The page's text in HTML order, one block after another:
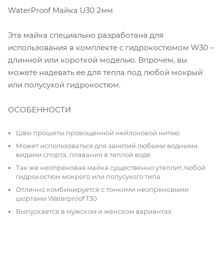
WaterProof Майка U30 2мм
Эта майка специально разработана для
использования в комплекте с гидрокостюмом W30 –
длинной или короткой моделью. Впрочем, вы
можете надевать ее для тепла под любой мокрый
или полусухой гидрокостюм.
ОСОБЕННОСТИ
Швы прошиты провощенной нейлоновой нитью.
Может использоваться для занятий любыми водными
видами спорта, плавания в теплой воде.
Так же неопреновая майка существенно утеплит любой
гидрокостюм мокрого или полусухого типа.
Отлично комбинируется с тонкими неопреновыми
шортами Waterproof T30
Выпускается в мужском и женском вариантах.